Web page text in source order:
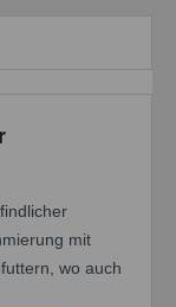
mit
wo auch